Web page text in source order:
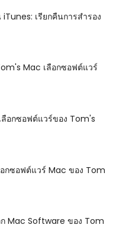
เรียกคืนการสำรอง
Mac เลือกซอฟต์แวร์
อกซอฟต์แวร์ของ Tom's
กซอฟต์แวร์ Mac ของ Tom
Mac Software ของ Tom